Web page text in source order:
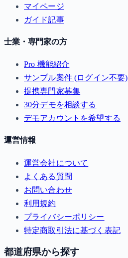
マイページ
ガイド記事
士業・専門家の方
Pro 機能紹介
サンプル案件 (ログイン不要)
提携専門家募集
30分デモを相談する
デモアカウントを希望する
運営情報
運営会社について
よくある質問
お問い合わせ
利用規約
プライバシーポリシー
特定商取引法に基づく表記
都道府県から探す